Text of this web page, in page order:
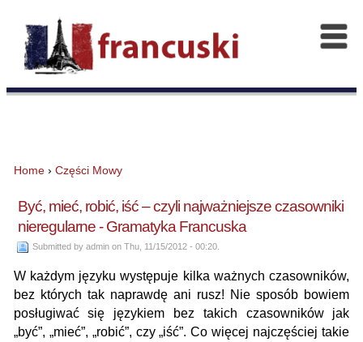
Home› Części Mowy
Być, mieć, robić, iść – czyli najważniejsze czasowniki
nieregularne - Gramatyka Francuska
Submitted by admin on Thu, 11/15/2012 - 00:20.
W każdym języku występuje kilka ważnych czasowników,
bez których tak naprawdę ani rusz! Nie sposób bowiem
posługiwać się językiem bez takich czasowników jak
„być”, „mieć”, „robić”, czy „iść”. Co więcej najczęściej takie